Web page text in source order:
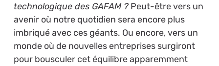
technologique des GAFAM ?Peut-être vers un
avenir où notre quotidien sera encore plus
imbriqué avec ces géants. Ou encore, vers un
monde où de nouvelles entreprises surgiront
pour bousculer cet équilibre apparemment